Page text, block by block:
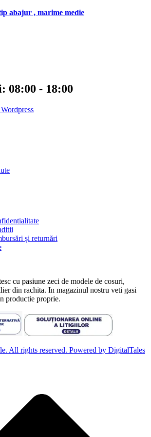
abajur , marime medie
08:00 - 18:00
Wordpress
și returnări
cu pasiune zeci de modele de cosuri,
din rachita. In magazinul nostru veti gasi
productie proprie.
All rights reserved. Powered by DigitalTales